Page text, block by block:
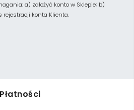
a) założyć konto w Sklepie; b)
rejestracji konta Klienta.
Płatności